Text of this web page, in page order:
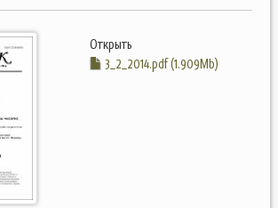
Открыть
3_2_2014.pdf (1.909Mb)